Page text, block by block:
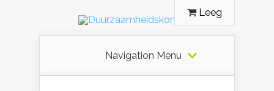
Leeg
Navigation Menu